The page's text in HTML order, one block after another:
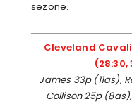
sezone.
Cleveland
(28:30,
James 33p (11as),
Collison 25p